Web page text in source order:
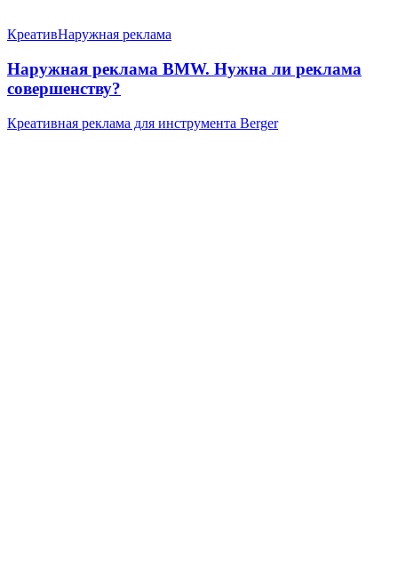
КреативНаружная реклама
Наружная реклама BMW. Нужна ли реклама
совершенству?
Креативная реклама для инструмента Berger